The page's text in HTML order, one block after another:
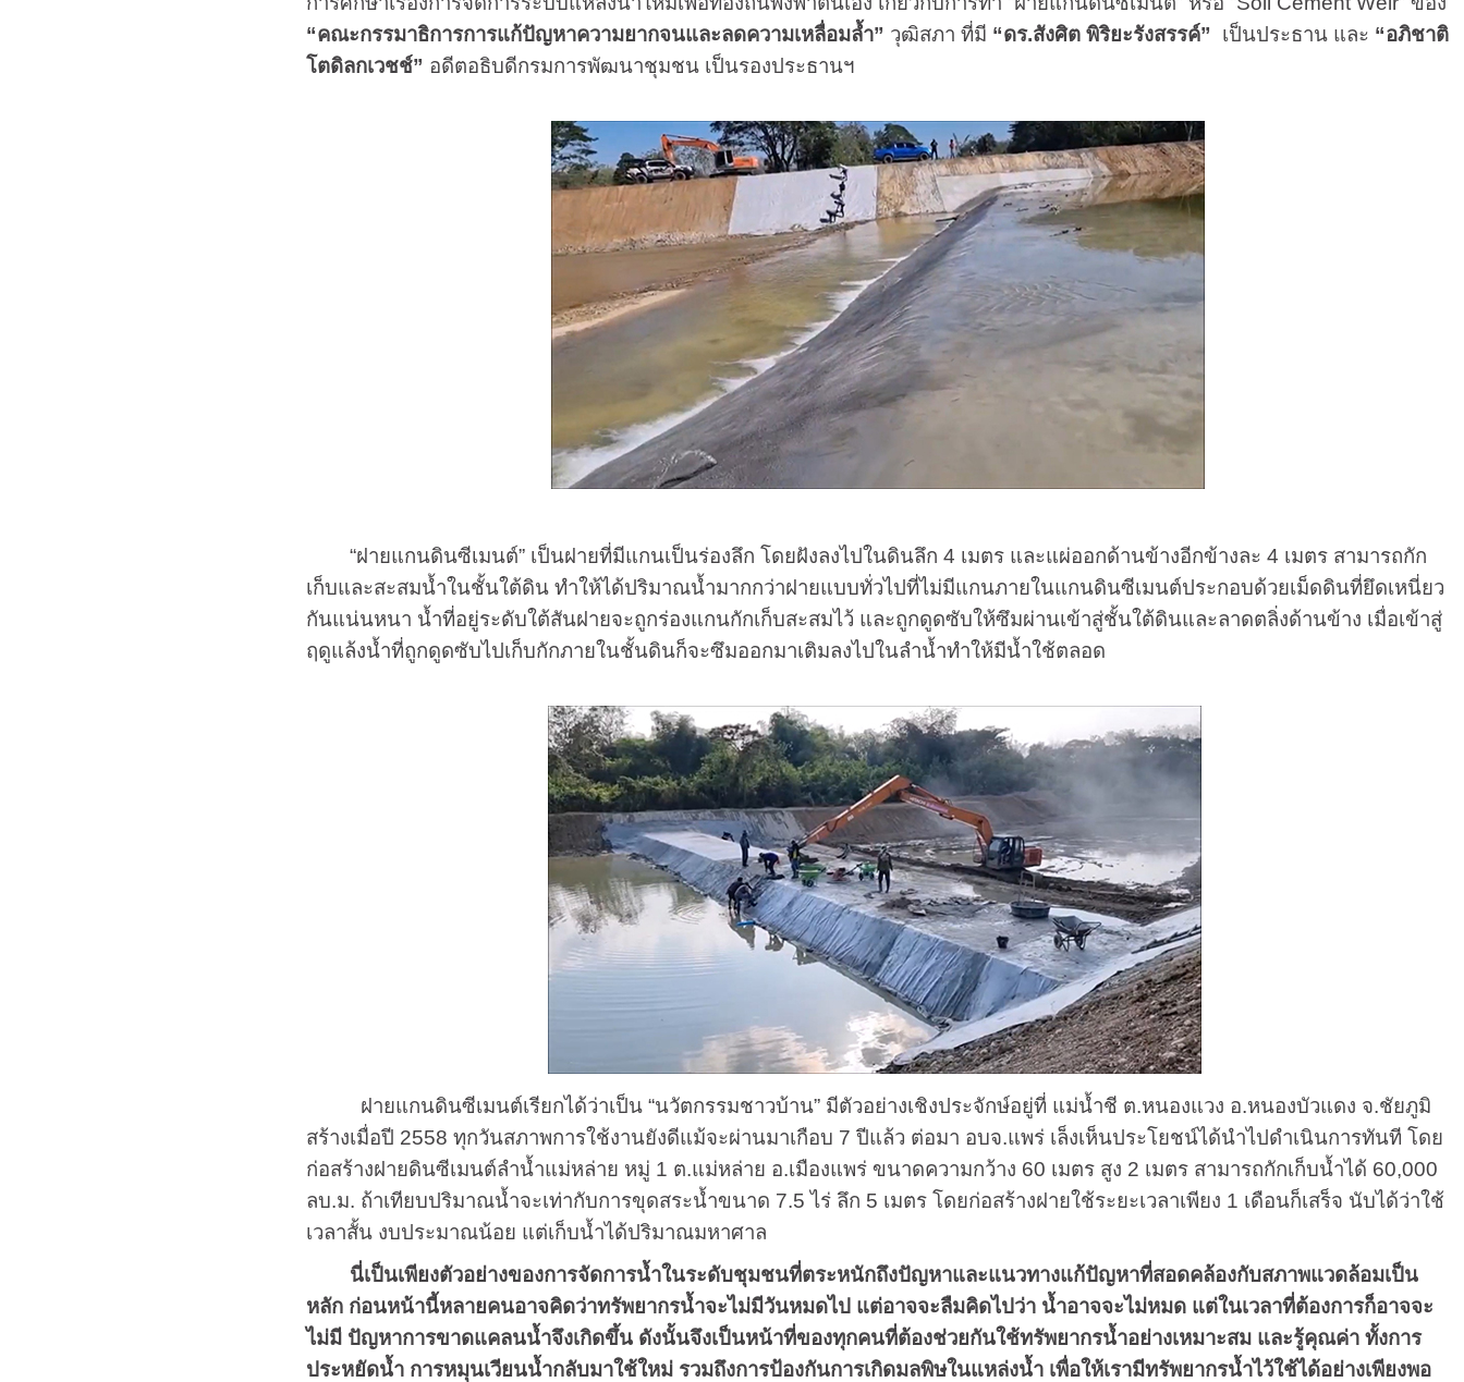
“คณะกรรมาธิการการแก้ปัญหาความยากจนและลดความเหลื่อมล้ำ” วุฒิสภา ที่มี “ดร.สังศิต พิริยะรังสรรค์” เป็นประธาน และ “อภิชาติ
โตดิลกเวชช์” อดีตอธิบดีกรมการพัฒนาชุมชน เป็นรองประธานฯ
“ฝายแกนดินซีเมนต์” เป็นฝายที่มีแกนเป็นร่องลึก โดยฝังลงไปในดินลึก 4 เมตร และแผ่ออกด้านข้างอีกข้างละ 4 เมตร สามารถกัก
เก็บและสะสมน้ำในชั้นใต้ดิน ทำให้ได้ปริมาณน้ำมากกว่าฝายแบบทั่วไปที่ไม่มีแกนภายในแกนดินซีเมนต์ประกอบด้วยเม็ดดินที่ยึดเหนี่ยว
กันแน่นหนา น้ำที่อยู่ระดับใต้สันฝายจะถูกร่องแกนกักเก็บสะสมไว้ และถูกดูดซับให้ซึมผ่านเข้าสู่ชั้นใต้ดินและลาดตลิ่งด้านข้าง เมื่อเข้าสู่
ฤดูแล้งน้ำที่ถูกดูดซับไปเก็บกักภายในชั้นดินก็จะซึมออกมาเติมลงไปในลำน้ำทำให้มีน้ำใช้ตลอด
ฝายแกนดินซีเมนต์เรียกได้ว่าเป็น “นวัตกรรมชาวบ้าน” มีตัวอย่างเชิงประจักษ์อยู่ที่ แม่น้ำชี ต.หนองแวง อ.หนองบัวแดง จ.ชัยภูมิ
สร้างเมื่อปี 2558 ทุกวันสภาพการใช้งานยังดีแม้จะผ่านมาเกือบ 7 ปีแล้ว ต่อมา อบจ.แพร่ เล็งเห็นประโยชน์ได้นำไปดำเนินการทันที โดย
ก่อสร้างฝายดินซีเมนต์ลำน้ำแม่หล่าย หมู่ 1 ต.แม่หล่าย อ.เมืองแพร่ ขนาดความกว้าง 60 เมตร สูง 2 เมตร สามารถกักเก็บน้ำได้ 60,000
ลบ.ม. ถ้าเทียบปริมาณน้ำจะเท่ากับการขุดสระน้ำขนาด 7.5 ไร่ ลึก 5 เมตร โดยก่อสร้างฝายใช้ระยะเวลาเพียง 1 เดือนก็เสร็จ นับได้ว่าใช้
เวลาสั้น งบประมาณน้อย แต่เก็บน้ำได้ปริมาณมหาศาล
นี่เป็นเพียงตัวอย่างของการจัดการน้ำในระดับชุมชนที่ตระหนักถึงปัญหาและแนวทางแก้ปัญหาที่สอดคล้องกับสภาพแวดล้อมเป็น
หลัก ก่อนหน้านี้หลายคนอาจคิดว่าทรัพยากรน้ำจะไม่มีวันหมดไป แต่อาจจะลืมคิดไปว่า น้ำอาจจะไม่หมด แต่ในเวลาที่ต้องการก็อาจจะ
ไม่มี ปัญหาการขาดแคลนน้ำจึงเกิดขึ้น ดังนั้นจึงเป็นหน้าที่ของทุกคนที่ต้องช่วยกันใช้ทรัพยากรน้ำอย่างเหมาะสม และรู้คุณค่า ทั้งการ
ประหยัดน้ำ การหมุนเวียนน้ำกลับมาใช้ใหม่ รวมถึงการป้องกันการเกิดมลพิษในแหล่งน้ำ เพื่อให้เรามีทรัพยากรน้ำไว้ใช้ได้อย่างเพียงพอ